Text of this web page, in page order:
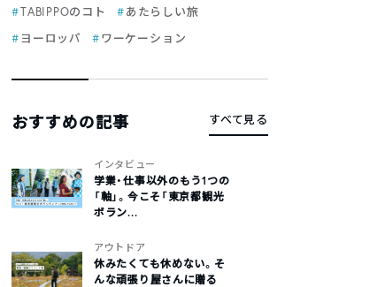
TABIPPOのコト
あたらしい旅
ヨーロッパ
ワーケーション
おすすめの記事 すべて見る
インタビュー
学業・仕事以外のもう1つの
「軸」。今こそ「東京都観光
ボラン...
アウトドア
休みたくても休めない。そ
んな頑張り屋さんに贈る